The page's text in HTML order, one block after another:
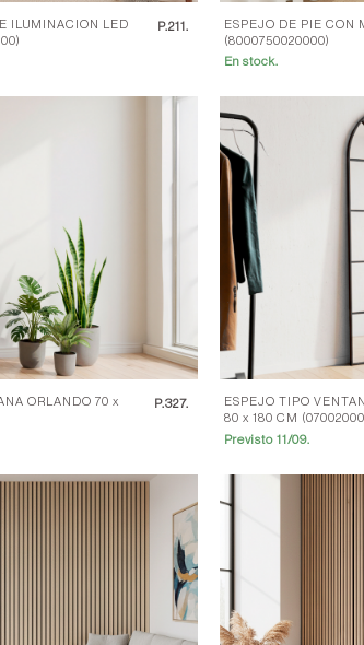
ILUMINACION LED
P.211.
ESPEJO DE PIE CON
(8000750020000)
En stock.
ORLANDO 70 x
P.327.
ESPEJO TIPO
80 x 180 CM
Previsto 11/09.